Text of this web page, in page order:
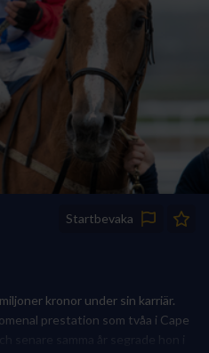
Startbevaka
kronor under sin karriär.
prestation som tvåa i Cape